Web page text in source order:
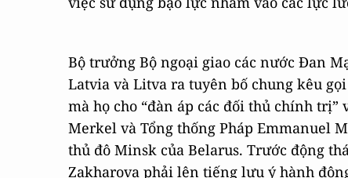
Bộ trưởng Bộ ngoại giao các nước Đan
Latvia và Litva ra tuyên bố chung kêu
mà họ cho “đàn áp các đối thủ chính
Merkel và Tổng thống Pháp Emmanuel
thủ đô Minsk của Belarus. Trước động
Zakharova phải lên tiếng lưu ý hành